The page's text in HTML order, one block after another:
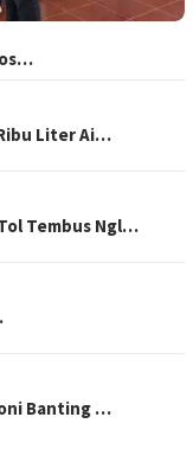
Liter Ai…
Tembus Ngl…
Banting …